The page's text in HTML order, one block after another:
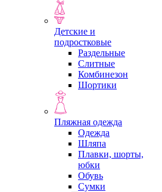
Детские и
подростковые
Раздельные
Слитные
Комбинезон
Шортики
Пляжная одежда
Одежда
Шляпа
Плавки, шорты,
юбки
Обувь
Сумки